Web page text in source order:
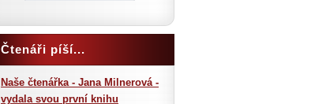
Čtenáři píší...
Naše čtenářka - Jana Milnerová -
vydala svou první knihu